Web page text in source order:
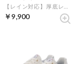
￥9,900